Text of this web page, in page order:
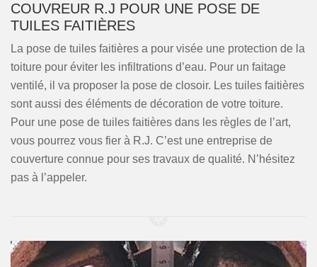
COUVREUR R.J POUR UNE POSE DE
TUILES FAITIÈRES
La pose de tuiles faitières a pour visée une protection de la
toiture pour éviter les infiltrations d’eau. Pour un faitage
ventilé, il va proposer la pose de closoir. Les tuiles faitières
sont aussi des éléments de décoration de votre toiture.
Pour une pose de tuiles faitières dans les règles de l’art,
vous pourrez vous fier à R.J. C’est une entreprise de
couverture connue pour ses travaux de qualité. N’hésitez
pas à l’appeler.